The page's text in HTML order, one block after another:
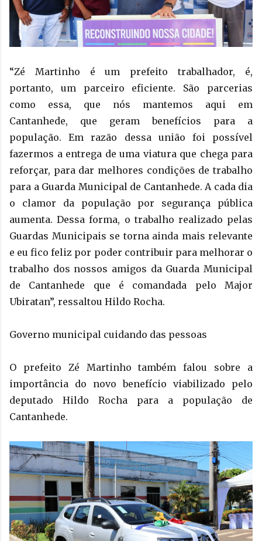
“Zé Martinho é um prefeito trabalhador, é,
portanto, um parceiro eficiente. São parcerias
como essa, que nós mantemos aqui em
Cantanhede, que geram benefícios para a
população. Em razão dessa união foi possível
fazermos a entrega de uma viatura que chega para
reforçar, para dar melhores condições de trabalho
para a Guarda Municipal de Cantanhede. A cada dia
o clamor da população por segurança pública
aumenta. Dessa forma, o trabalho realizado pelas
Guardas Municipais se torna ainda mais relevante
e eu fico feliz por poder contribuir para melhorar o
trabalho dos nossos amigos da Guarda Municipal
de Cantanhede que é comandada pelo Major
Ubiratan”, ressaltou Hildo Rocha.
Governo municipal cuidando das pessoas
O prefeito Zé Martinho também falou sobre a
importância do novo benefício viabilizado pelo
deputado Hildo Rocha para a população de
Cantanhede.